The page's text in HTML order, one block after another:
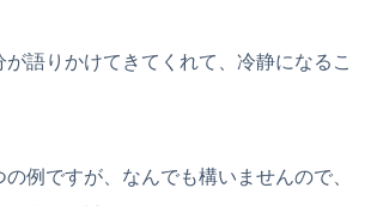
が語りかけてきてくれて、冷静になるこ
例ですが、なんでも構いませんので、